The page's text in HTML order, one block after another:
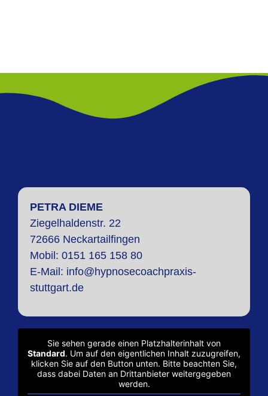
PETRA DIEME
Ziegelhaldenstr. 22
72666 Neckartailfingen
Mobil: 0151 165 158 80
E-Mail: info@hypnosecoachpraxis-
stuttgart.de
Sie sehen gerade einen Platzhalterinhalt von
Standard. Um auf den eigentlichen Inhalt zuzugreifen,
klicken Sie auf den Button unten. Bitte beachten Sie,
dass dabei Daten an Drittanbieter weitergegeben
werden.